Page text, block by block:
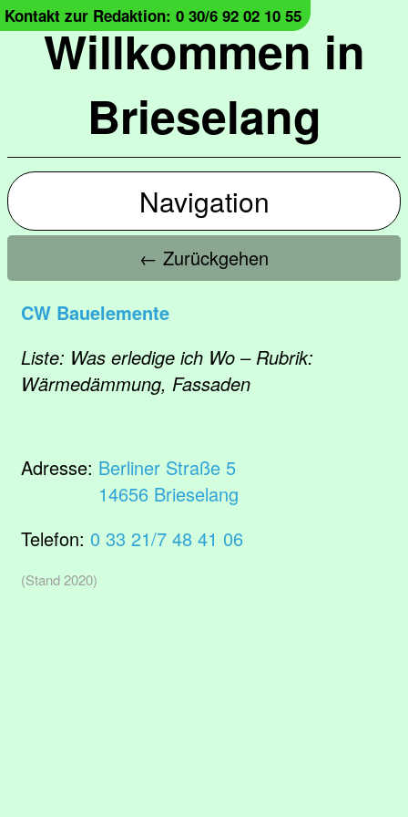
Willkommen in
Brieselang
Kontakt zur Redaktion: 0 30/6 92 02 10 55
Navigation
← Zurückgehen
CW Bauelemente
Liste: Was erledige ich Wo – Rubrik:
Wärmedämmung, Fassaden
Adresse: Berliner Straße 5
14656 Brieselang
Telefon: 0 33 21/7 48 41 06
(Stand 2020)